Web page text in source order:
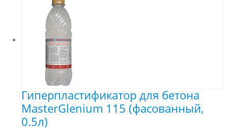
Гиперпластификатор для бетона
MasterGlenium 115 (фасованный,
0.5л)